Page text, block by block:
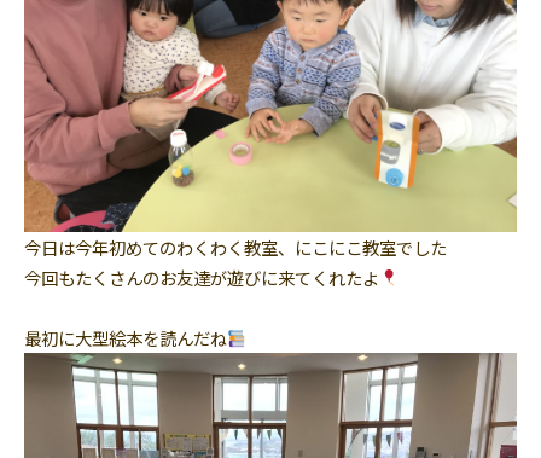
今日は今年初めてのわくわく教室、にこにこ教室でした
今回もたくさんのお友達が遊びに来てくれたよ
最初に大型絵本を読んだね